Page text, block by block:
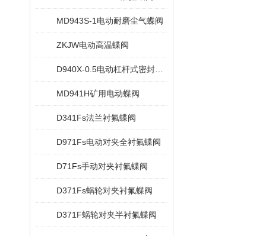
MD943S-1电动耐磨尘气蝶阀
ZKJW电动高温蝶阀
MD941H矿用电动蝶阀
D341Fs法兰衬氟蝶阀
D971Fs电动对夹全衬氟蝶阀
D71Fs手动对夹衬氟蝶阀
D371Fs蜗轮对夹衬氟蝶阀
D371F蜗轮对夹半衬氟蝶阀